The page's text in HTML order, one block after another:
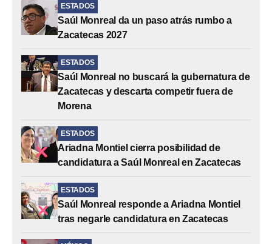
ESTADOS
Saúl Monreal da un paso atrás rumbo a
Zacatecas 2027
ESTADOS
Saúl Monreal no buscará la gubernatura de
Zacatecas y descarta competir fuera de
Morena
ESTADOS
Ariadna Montiel cierra posibilidad de
candidatura a Saúl Monreal en Zacatecas
ESTADOS
Saúl Monreal responde a Ariadna Montiel
tras negarle candidatura en Zacatecas